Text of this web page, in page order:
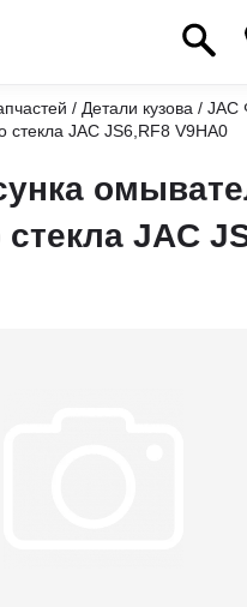
/ Детали кузова / JAC
стекла JAC JS6,RF8 V9HA0
JAC